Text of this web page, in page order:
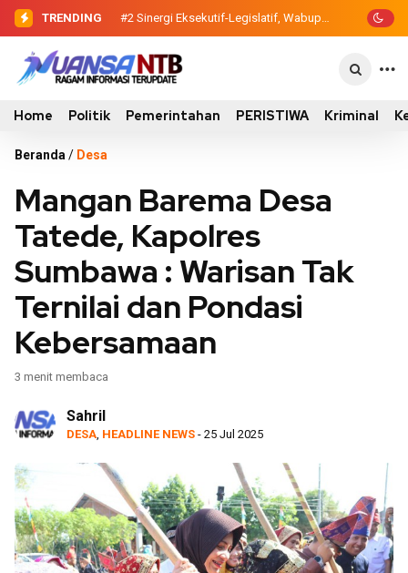
TRENDING #2 Sinergi Eksekutif-Legislatif,
Wabup Ansori Serahkan Tujuh Kontainer
#3 Evaluasi Perencanaan Pembangunan
2026, Pemkab Sumbawa Luncurkan
Home Politik Pemerintahan PERISTIWA Kriminal
Beranda / Desa
Mangan Barema Desa
Tatede, Kapolres
Sumbawa : Warisan Tak
Ternilai dan Pondasi
Kebersamaan
3 menit membaca
Sahril
DESA HEADLINE NEWS - 25 Jul 2025